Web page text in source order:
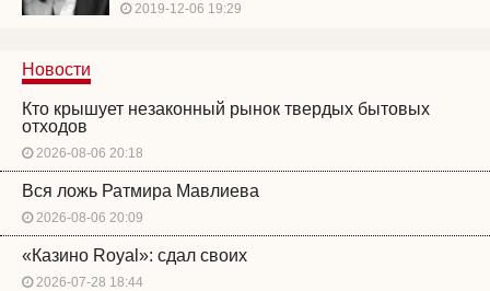
2019-12-06 19:29
Новости
Кто крышует незаконный рынок твердых бытовых
отходов
2026-08-06 20:18
Вся ложь Ратмира Мавлиева
2026-08-06 20:09
«Казино Royal»: сдал своих
2026-07-28 18:44